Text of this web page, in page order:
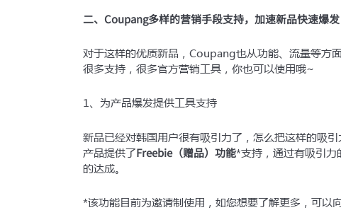
二、Coupang多样的营销手段支持，加速新品快速爆发
对于这样的优质新品，Coupang也从功能、流量等方
很多支持，很多官方营销工具，你也可以使用哦~
1、为产品爆发提供工具支持
新品已经对韩国用户很有吸引力了，怎么把这样的吸
产品提供了Freebie（赠品）功能*支持，通过有吸引力
的达成。
*该功能目前为邀请制使用，如您想要了解更多，可以